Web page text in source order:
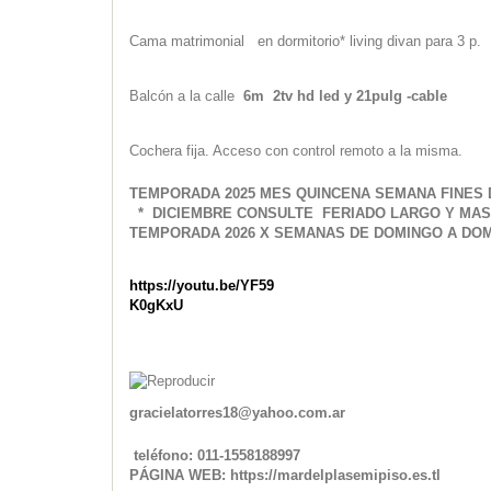
Cama matrimonial en dormitorio* living divan para 3 p.
Balcón a la calle 6m 2tv hd led y 21pulg -cable
Cochera fija. Acceso con control remoto a la misma.
TEMPORADA 2025 MES QUINCENA SEMANA
* DICIEMBRE CONSULTE FERIADO LARGO Y
TEMPORADA 2026 X SEMANAS DE DOMINGO A
https://youtu.be/YF59
K0gKxU
gracielatorres18@yahoo.com.ar
teléfono: 011-1558188997
PÁGINA WEB: https://mardelplasemipiso.es.tl